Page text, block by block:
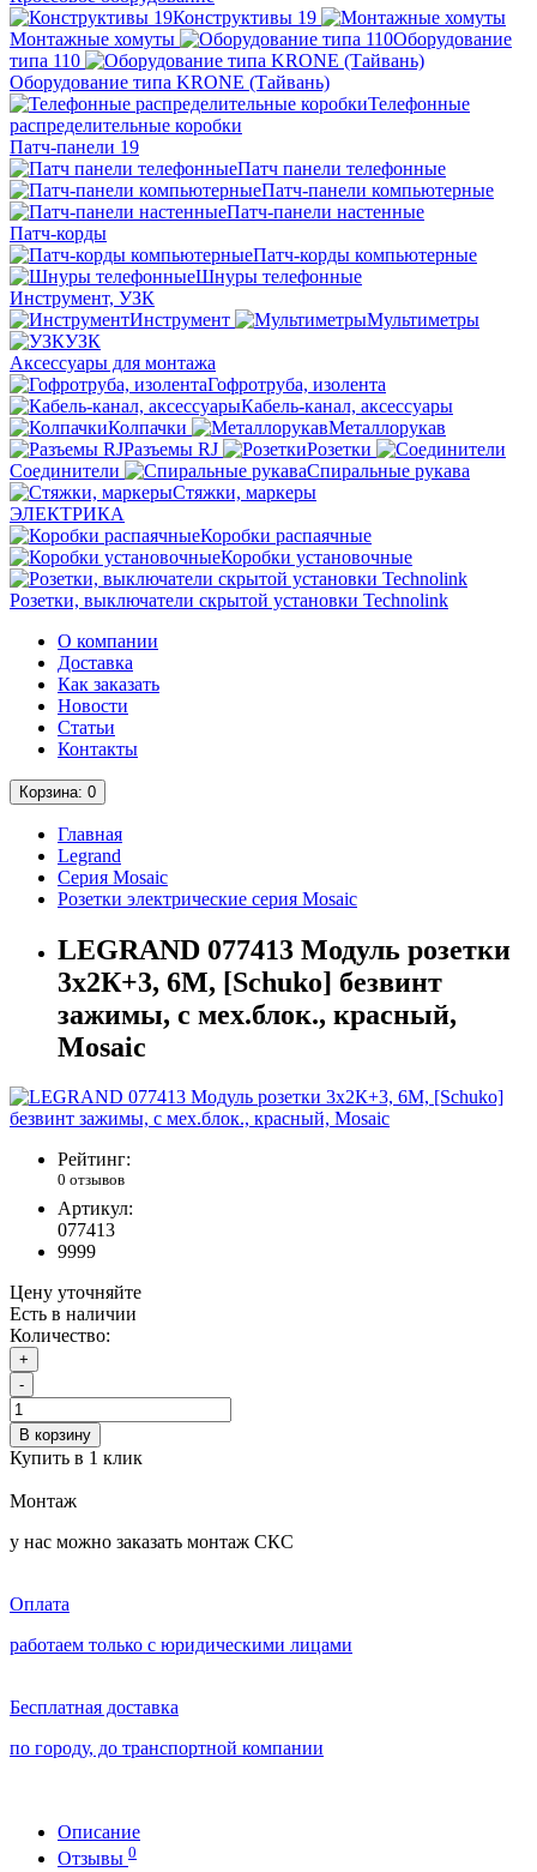
Конструктивы 19
Монтажные хомуты
Оборудование
типа 110
Оборудование типа KRONE (Тайвань)
Телефонные
распределительные коробки
Патч-панели 19
Патч панели телефонные
Патч-панели компьютерные
Патч-панели настенные
Патч-корды
Патч-корды компьютерные
Шнуры телефонные
Инструмент, УЗК
Инструмент
Мультиметры
УЗК
Аксессуары для монтажа
Гофротруба, изолента
Кабель-канал, аксессуары
Колпачки
Металлорукав
Разъемы RJ
Розетки
Соединители
Спиральные рукава
Стяжки, маркеры
ЭЛЕКТРИКА
Коробки распаячные
Коробки установочные
Розетки, выключатели скрытой установки Technolink
О компании
Доставка
Как заказать
Новости
Статьи
Контакты
Корзина: 0
Главная
Legrand
Серия Mosaic
Розетки электрические серия Mosaic
LEGRAND 077413 Модуль розетки
3х2К+3, 6М, [Schuko] безвинт
зажимы, с мех.блок., красный,
Mosaic
Рейтинг:
0 отзывов
Артикул:
077413
9999
Цену уточняйте
Есть в наличии
Количество:
+
-
В корзину
Купить в 1 клик
Монтаж
у нас можно заказать монтаж СКС
Оплата
работаем только с юридическими лицами
Бесплатная доставка
по городу, до транспортной компании
Описание
Отзывы 0